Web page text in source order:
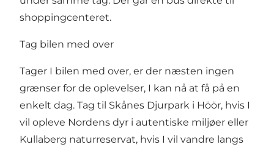
shoppingcenteret.
Tag bilen med over
Tager I bilen med over, er der næsten ingen
grænser for de oplevelser, I kan nå at få på en
enkelt dag. Tag til Skånes Djurpark i Höör, hvis I
vil opleve Nordens dyr i autentiske miljøer eller
Kullaberg naturreservat, hvis I vil vandre langs